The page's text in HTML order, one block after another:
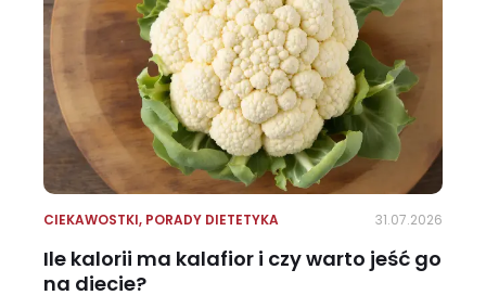
CIEKAWOSTKI, PORADY DIETETYKA 31.07.2026
Ile kalorii ma kalafior i czy warto jeść go
na diecie?